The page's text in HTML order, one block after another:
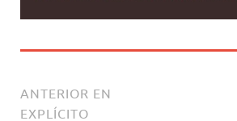
ANTERIOR EN
EXPLÍCITO